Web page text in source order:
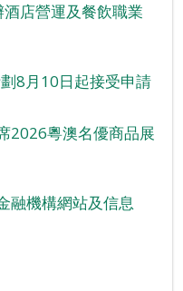
店營運及餐飲職業
8月10日起接受申請
2026粵澳名優商品展
融機構網站及信息